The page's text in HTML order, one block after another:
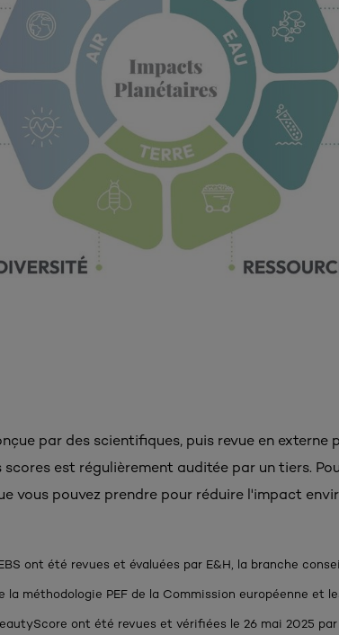
par des scientifiques, puis revue en externe
est régulièrement auditée par un tiers.
vous pouvez prendre pour réduire l'impact
ont été revues et évaluées par E&H, la branche
méthodologie PEF de la Commission européenne et
ont été revues et vérifiées le 26 mai 2025 par